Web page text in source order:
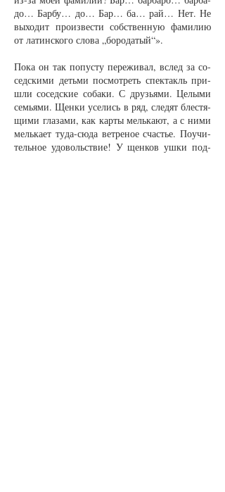
до… Бар­бу… до… Бар… ба… рай… Нет. Не
вы­хо­дит про­из­вес­ти собст­вен­ную фа­ми­лию
от ла­тин­ско­го сло­ва „бо­ро­да­тый“».
По­ка он так по­пус­ту пе­ре­жи­вал, вслед за со­
сед­ски­ми деть­ми по­смот­реть спек­такль при­
шли со­сед­ские со­ба­ки. С друзь­я­ми. Це­лы­ми
семь­я­ми. Щен­ки усе­лись в ряд, сле­дят блес­тя­
щи­ми гла­за­ми, как кар­ты мель­ка­ют, а с ни­ми
мель­ка­ет ту­да-сю­да вет­ре­ное счастье. По­учи­
тель­ное удо­вольст­вие! У щен­ков уш­ки под­